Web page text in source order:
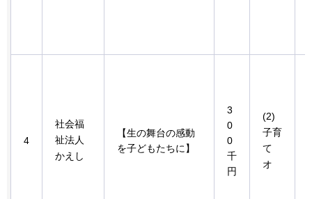
4
社会福
祉法人
かえし
【生の舞台の感動
を子どもたちに】
3
0
0
千
円
(2)
子育
て
オ